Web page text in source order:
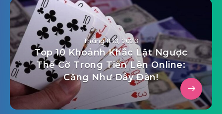
Tháng 8 13, 2023
Top 10 Khoảnh Khắc Lật Ngược
Thế Cờ Trong Tiến Lên Online:
Căng Như Dây Đàn!